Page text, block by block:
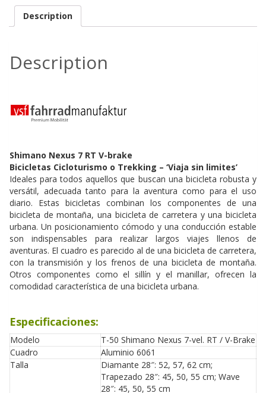
quantity
Description
Description
Shimano Nexus 7 RT V-brake
Bicicletas Cicloturismo o Trekking – ‘Viaja sin limites’
Ideales para todos aquellos que buscan una bicicleta robusta y
versátil, adecuada tanto para la aventura como para el uso
diario. Estas bicicletas combinan los componentes de una
bicicleta de montaña, una bicicleta de carretera y una bicicleta
urbana. Un posicionamiento cómodo y una conducción estable
son indispensables para realizar largos viajes llenos de
aventuras. El cuadro es parecido al de una bicicleta de carretera,
con la transmisión y los frenos de una bicicleta de montaña.
Otros componentes como el sillín y el manillar, ofrecen la
comodidad característica de una bicicleta urbana.
Especificaciones:
Modelo
T-50 Shimano Nexus 7-vel. RT / V-Brake
Cuadro
Aluminio 6061
Talla
Diamante 28″: 52, 57, 62 cm;
Trapezado 28″: 45, 50, 55 cm; Wave
28″: 45, 50, 55 cm